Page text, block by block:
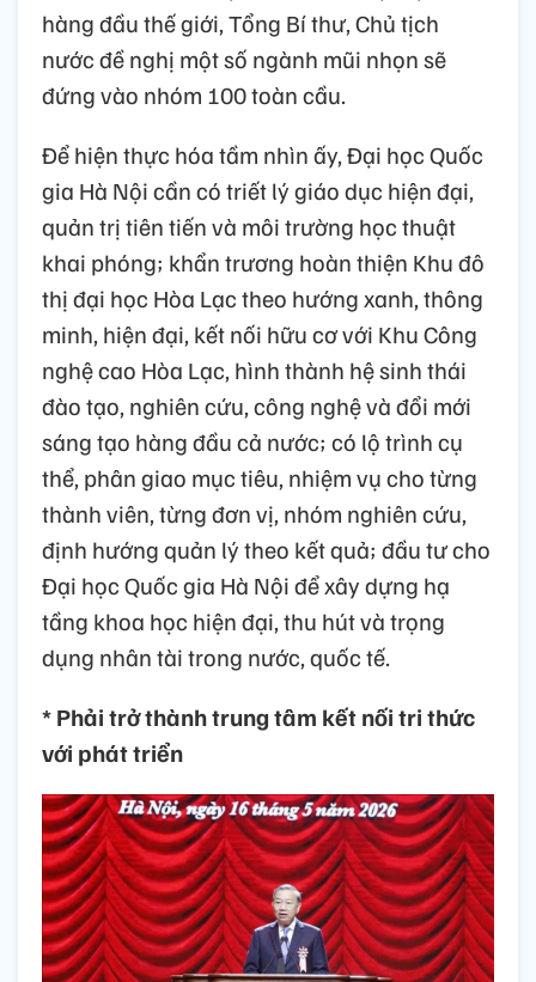
hàng đầu thế giới, Tổng Bí thư, Chủ tịch
nước đề nghị một số ngành mũi nhọn sẽ
đứng vào nhóm 100 toàn cầu.
Để hiện thực hóa tầm nhìn ấy, Đại học Quốc
gia Hà Nội cần có triết lý giáo dục hiện đại,
quản trị tiên tiến và môi trường học thuật
khai phóng; khẩn trương hoàn thiện Khu đô
thị đại học Hòa Lạc theo hướng xanh, thông
minh, hiện đại, kết nối hữu cơ với Khu Công
nghệ cao Hòa Lạc, hình thành hệ sinh thái
đào tạo, nghiên cứu, công nghệ và đổi mới
sáng tạo hàng đầu cả nước; có lộ trình cụ
thể, phân giao mục tiêu, nhiệm vụ cho từng
thành viên, từng đơn vị, nhóm nghiên cứu,
định hướng quản lý theo kết quả; đầu tư cho
Đại học Quốc gia Hà Nội để xây dựng hạ
tầng khoa học hiện đại, thu hút và trọng
dụng nhân tài trong nước, quốc tế.
* Phải trở thành trung tâm kết nối tri thức
với phát triển